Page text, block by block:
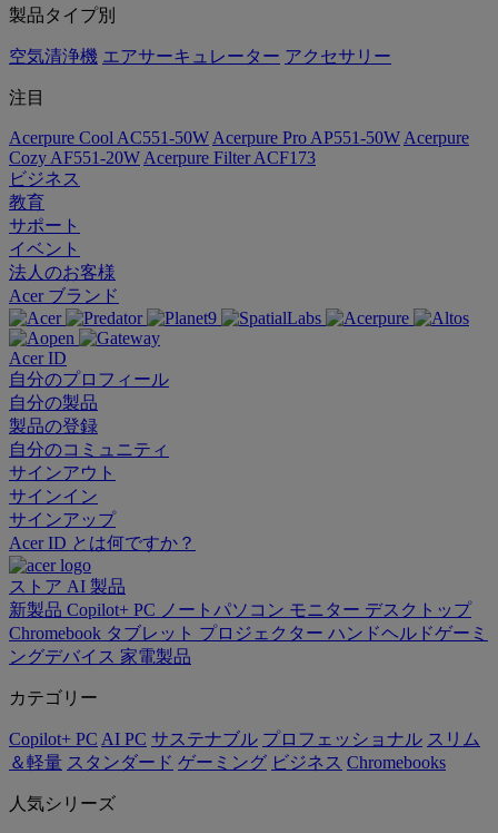
製品タイプ別
空気清浄機 エアサーキュレーター アクセサリー
注目
Acerpure Cool AC551-50W Acerpure Pro AP551-50W Acerpure
Cozy AF551-20W Acerpure Filter ACF173
ビジネス
教育
サポート
イベント
法人のお客様
Acer ブランド
Acer ID
自分のプロフィール
自分の製品
製品の登録
自分のコミュニティ
サインアウト
サインイン
サインアップ
Acer ID とは何ですか？
ストア AI 製品
新製品 Copilot+ PC ノートパソコン モニター デスクトップ
Chromebook タブレット プロジェクター ハンドヘルドゲーミ
ングデバイス 家電製品
カテゴリー
Copilot+ PC AI PC サステナブル プロフェッショナル スリム
＆軽量 スタンダード ゲーミング ビジネス Chromebooks
人気シリーズ